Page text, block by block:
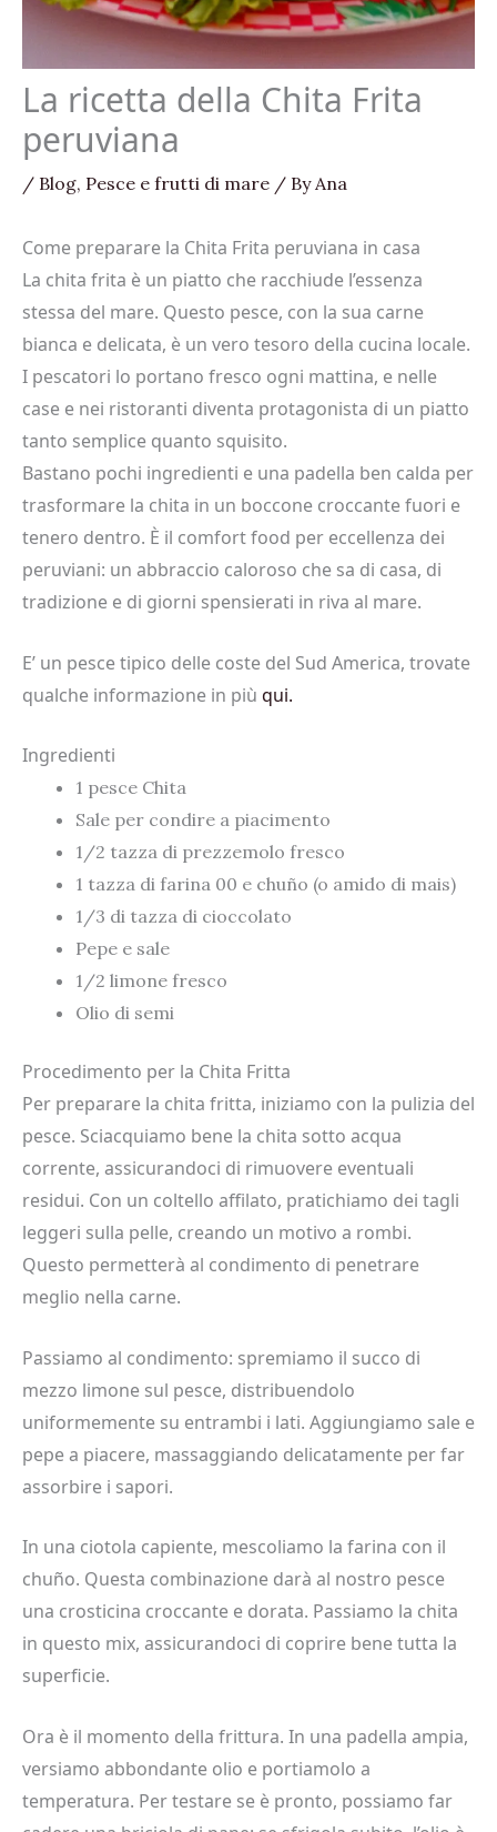
La ricetta della Chita Frita
peruviana
/ Blog, Pesce e frutti di mare / ByAna
Come preparare la Chita Frita peruviana in casa
La chita frita è un piatto che racchiude l’essenza
stessa del mare. Questo pesce, con la sua carne
bianca e delicata, è un vero tesoro della cucina locale.
I pescatori lo portano fresco ogni mattina, e nelle
case e nei ristoranti diventa protagonista di un piatto
tanto semplice quanto squisito.
Bastano pochi ingredienti e una padella ben calda per
trasformare la chita in un boccone croccante fuori e
tenero dentro. È il comfort food per eccellenza dei
peruviani: un abbraccio caloroso che sa di casa, di
tradizione e di giorni spensierati in riva al mare.
E’ un pesce tipico delle coste del Sud America, trovate
qualche informazione in più qui.
Ingredienti
1 pesce Chita
Sale per condire a piacimento
1/2 tazza di prezzemolo fresco
1 tazza di farina 00 e chuño (o amido di mais)
1/3 di tazza di cioccolato
Pepe e sale
1/2 limone fresco
Olio di semi
Procedimento per la Chita Fritta
Per preparare la chita fritta, iniziamo con la pulizia del
pesce. Sciacquiamo bene la chita sotto acqua
corrente, assicurandoci di rimuovere eventuali
residui. Con un coltello affilato, pratichiamo dei tagli
leggeri sulla pelle, creando un motivo a rombi.
Questo permetterà al condimento di penetrare
meglio nella carne.
Passiamo al condimento: spremiamo il succo di
mezzo limone sul pesce, distribuendolo
uniformemente su entrambi i lati. Aggiungiamo sale e
pepe a piacere, massaggiando delicatamente per far
assorbire i sapori.
In una ciotola capiente, mescoliamo la farina con il
chuño. Questa combinazione darà al nostro pesce
una crosticina croccante e dorata. Passiamo la chita
in questo mix, assicurandoci di coprire bene tutta la
superficie.
Ora è il momento della frittura. In una padella ampia,
versiamo abbondante olio e portiamolo a
temperatura. Per testare se è pronto, possiamo far